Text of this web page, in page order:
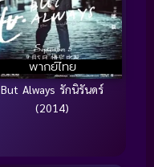
พากย์ไทย
But Always รักนิรันดร์
(2014)